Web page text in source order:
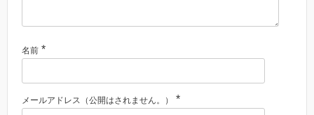
名前 *
メールアドレス（公開はされません。） *